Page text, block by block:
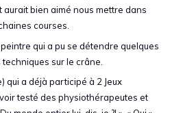
bien aimé nous mettre dans
courses.
qui a pu se détendre quelques
sur le crâne.
qui a déjà participé à 2 Jeux
testé des physiothérapeutes et